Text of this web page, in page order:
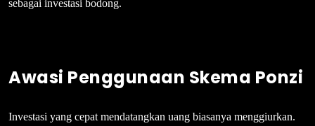
sebagai investasi bodong.
Awasi Penggunaan Skema Ponzi
Investasi yang cepat mendatangkan uang biasanya menggiurkan.